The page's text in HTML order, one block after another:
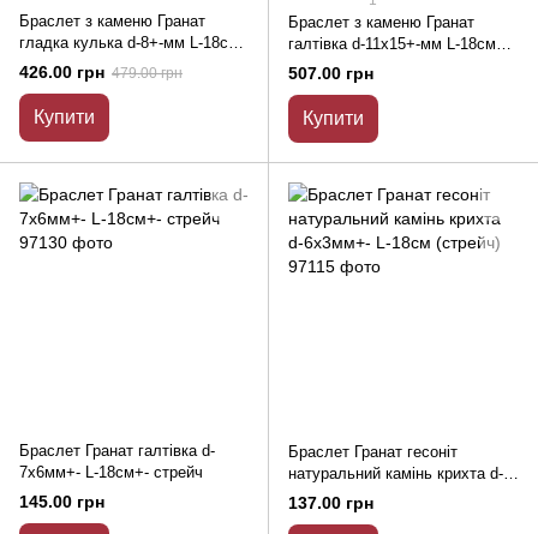
Браслет з каменю Гранат
гладка кулька d-8+-мм L-18см
стрейч
426.00 грн 479.00 грн
Купити
Браслет з каменю Гранат
галтівка d-11х15+-мм L-18см
стрейч
507.00 грн
Купити
Браслет Гранат галтівка d-
7х6мм+- L-18см+- стрейч
145.00 грн
Браслет Гранат гесоніт
натуральний камінь крихта d-
6х3мм+- L-18см (стрейч)
137.00 грн